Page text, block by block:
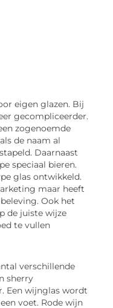
eigen glazen. Bij
gecompliceerder.
zogenoemde
de naam al
Daarnaast
speciaal bieren.
glas ontwikkeld.
maar heeft
Ook het
de juiste wijze
te vullen
verschillende
sherry
Een wijnglas wordt
voet. Rode wijn